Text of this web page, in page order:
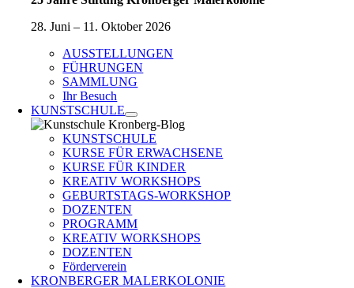
28. Juni – 11. Oktober 2026
AUSSTELLUNGEN
FÜHRUNGEN
SAMMLUNG
Ihr Besuch
KUNSTSCHULE
KUNSTSCHULE
KURSE FÜR ERWACHSENE
KURSE FÜR KINDER
KREATIV WORKSHOPS
GEBURTSTAGS-WORKSHOP
DOZENTEN
PROGRAMM
KREATIV WORKSHOPS
DOZENTEN
Förderverein
KRONBERGER MALERKOLONIE